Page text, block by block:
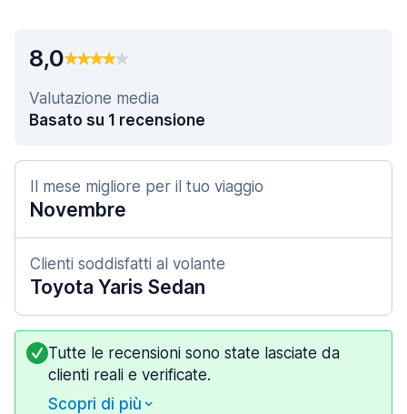
8,0
Valutazione media
Basato su 1 recensione
Il mese migliore per il tuo viaggio
Novembre
Clienti soddisfatti al volante
Toyota Yaris Sedan
Tutte le recensioni sono state lasciate da
clienti reali e verificate.
Scopri di più